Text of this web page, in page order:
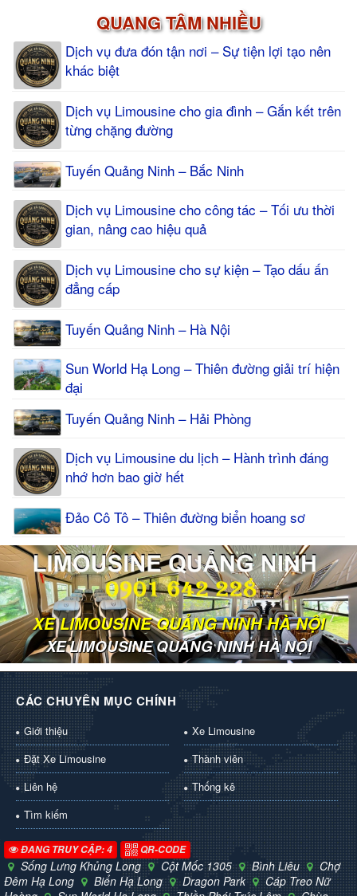
QUANG TÂM NHIỀU
Dịch vụ đưa đón tận nơi – Sự tiện lợi tạo nên
khác biệt
Dịch vụ Limousine cho gia đình – Gắn kết trên
từng chặng đường
Tuyến Quảng Ninh – Bắc Ninh
Dịch vụ Limousine cho công tác – Tối ưu thời
gian, nâng cao hiệu quả
Dịch vụ Limousine cho sự kiện – Tạo dấu ấn
đẳng cấp
Tuyến Quảng Ninh – Hà Nội
Sun World Hạ Long – Thiên đường giải trí hiện
đại
Tuyến Quảng Ninh – Hải Phòng
Dịch vụ Limousine du lịch – Hành trình đáng
nhớ hơn bao giờ hết
Đảo Cô Tô – Thiên đường biển hoang sơ
XE LIMOUSINE QUẢNG NINH HÀ NỘI
XE LIMOUSINE QUẢNG NINH HÀ NỘI
CÁC CHUYÊN MỤC CHÍNH
Giới thiệu
Xe Limousine
Đặt Xe Limousine
Thành viên
Liên hệ
Thống kê
Tìm kiếm
ĐANG TRUY CẬP: 4 QR-CODE
Sống Lưng Khủng Long Cột Mốc 1305 Bình Liêu
Chợ
Đêm Hạ Long
Biển Hạ Long Dragon Park
Cáp Treo Nữ